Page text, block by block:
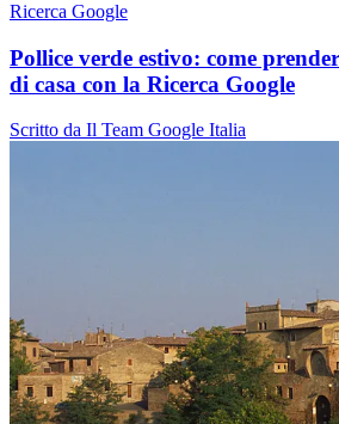
Ricerca Google
Pollice verde estivo: come
di casa con la Ricerca Google
Scritto da Il Team Google Italia